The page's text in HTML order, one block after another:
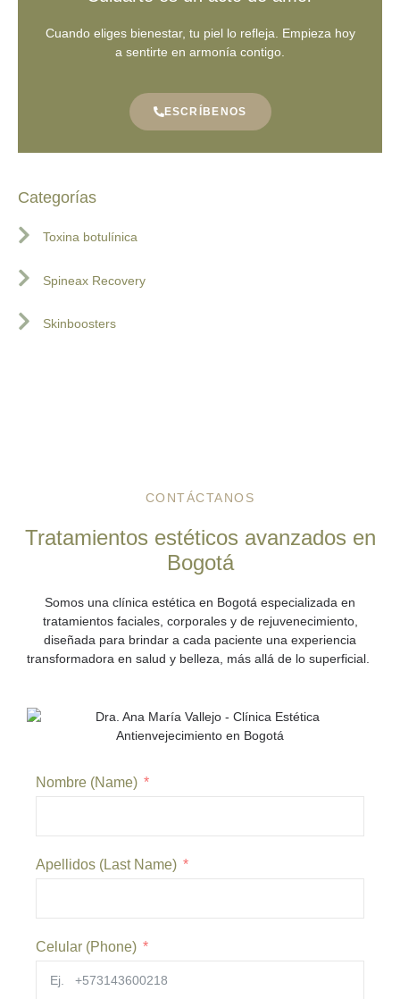
Cuando eliges bienestar, tu piel lo refleja. Empieza hoy
a sentirte en armonía contigo.
ESCRÍBENOS
Categorías
Toxina botulínica
Spineax Recovery
Skinboosters
CONTÁCTANOS
Tratamientos estéticos avanzados en
Bogotá
Somos una clínica estética en Bogotá especializada en
tratamientos faciales, corporales y de rejuvenecimiento,
diseñada para brindar a cada paciente una experiencia
transformadora en salud y belleza, más allá de lo superficial.
Nombre (Name)
Apellidos (Last Name)
Celular (Phone)